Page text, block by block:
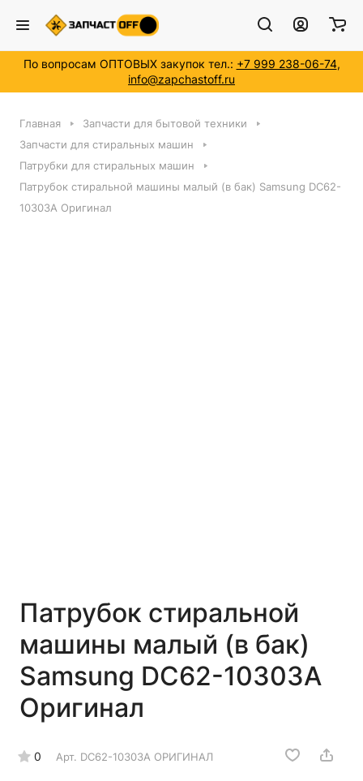
По вопросам ОПТОВЫХ закупок тел.: +7 999 238-06-74,
info@zapchastoff.ru
Главная
Запчасти для бытовой техники
Запчасти для стиральных машин
Патрубки для стиральных машин
Патрубок стиральной машины малый (в бак) Samsung DC62-
10303A Оригинал
Патрубок стиральной
машины малый (в бак)
Samsung DC62-10303A
Оригинал
0 Арт. DC62-10303A ОРИГИНАЛ